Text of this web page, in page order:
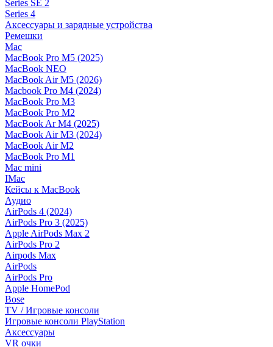
Series SE 2
Series 4
Аксессуары и зарядные устройства
Ремешки
Mac
MacBook Pro M5 (2025)
MacBook NEO
MacBook Air M5 (2026)
Macbook Pro M4 (2024)
MacBook Pro M3
MacBook Pro M2
MacBook Ar M4 (2025)
MacBook Air M3 (2024)
MacBook Air M2
MacBook Pro M1
Mac mini
IMac
Кейсы к MacBook
Аудио
AirPods 4 (2024)
AirPods Pro 3 (2025)
Apple AirPods Max 2
AirPods Pro 2
Airpods Max
AirPods
AirPods Pro
Apple HomePod
Bose
TV / Игровые консоли
Игровые консоли PlayStation
Аксессуары
VR очки